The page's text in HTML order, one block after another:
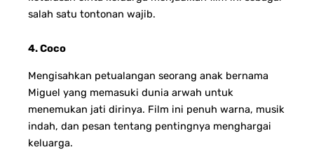
salah satu tontonan wajib.
4. Coco
Mengisahkan petualangan seorang anak bernama
Miguel yang memasuki dunia arwah untuk
menemukan jati dirinya. Film ini penuh warna, musik
indah, dan pesan tentang pentingnya menghargai
keluarga.